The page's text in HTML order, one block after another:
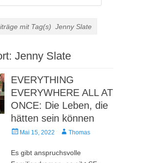
mit Tag(s) Jenny Slate
Jenny Slate
EVERYTHING
EVERYWHERE ALL AT
ONCE: Die Leben, die
hätten sein können
Veröffentlicht
Mai 15, 2022 AutorThomas
Es gibt anspruchsvolle